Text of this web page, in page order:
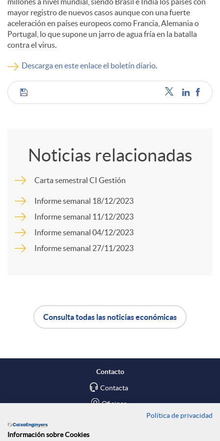
c
o
n
n
d
mayor registro de nuevos casos aunque con una fuerte
aceleración en países europeos como Francia, Alemania o
Portugal, lo que supone un jarro de agua fría en la batalla
contra el virus.
Descarga en este enlace el boletín diario.
C
m
p
a
r
n
Noticias relacionadas
Carta semestral CI Gestión
Informe semanal 18/12/2023
Informe semanal 11/12/2023
Informe semanal 04/12/2023
Informe semanal 27/11/2023
p
i
o
ó
Consulta todas las noticias económicas
Contacto
Contacta
Oficinas
Política de privacidad
Información sobre Cookies